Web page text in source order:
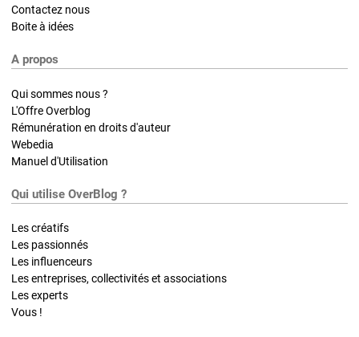
Contactez nous
Boite à idées
A propos
Qui sommes nous ?
L'Offre Overblog
Rémunération en droits d'auteur
Webedia
Manuel d'Utilisation
Qui utilise OverBlog ?
Les créatifs
Les passionnés
Les influenceurs
Les entreprises, collectivités et associations
Les experts
Vous !